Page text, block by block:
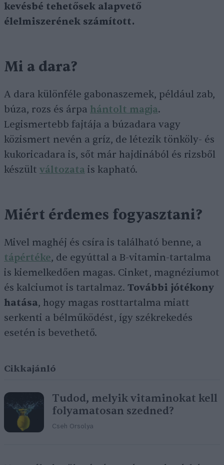
kevésbé tehetősek alapvető
élelmiszerének számított.
Mi a dara?
A dara különféle gabonaszemek, például zab,
búza, rozs és árpa hántolt magja.
Legismertebb fajtája a búzadara vagy
közismert nevén a gríz, de létezik tönköly- és
kukoricadara is, sőt már hajdinából és rizsből
készült változata is kapható.
Miért érdemes fogyasztani?
Mivel maghéj és csíra is található benne, a
tápértéke, de egyúttal a B-vitamin-tartalma
is kiemelkedően magas. Cinket, magnéziumot
és kalciumot is tartalmaz. További jótékony
hatása, hogy magas rosttartalma miatt
serkenti a bélműködést, így székrekedés
esetén is bevethető.
Cikkajánló
Tudod, melyik vitaminokat kell
folyamatosan szedned?
Cseh Orsolya